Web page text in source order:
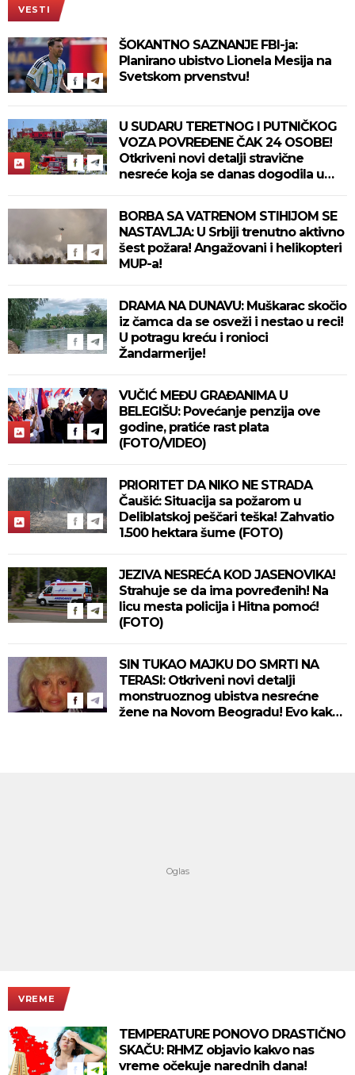
VESTI
ŠOKANTNO SAZNANJE FBI-ja:
Planirano ubistvo Lionela Mesija na
Svetskom prvenstvu!
U SUDARU TERETNOG I PUTNIČKOG
VOZA POVREĐENE ČAK 24 OSOBE!
Otkriveni novi detalji stravične
nesreće koja se danas dogodila u
BORBA SA VATRENOM STIHIJOM SE
NASTAVLJA: U Srbiji trenutno aktivno
šest požara! Angažovani i helikopteri
MUP-a!
DRAMA NA DUNAVU: Muškarac skočio
iz čamca da se osveži i nestao u reci!
U potragu kreću i ronioci
Žandarmerije!
VUČIĆ MEĐU GRAĐANIMA U
BELEGIŠU: Povećanje penzija ove
godine, pratiće rast plata
(FOTO/VIDEO)
PRIORITET DA NIKO NE STRADA
Čaušić: Situacija sa požarom u
Deliblatskoj peščari teška! Zahvatio
1.500 hektara šume (FOTO)
JEZIVA NESREĆA KOD JASENOVIKA!
Strahuje se da ima povređenih! Na
licu mesta policija i Hitna pomoć!
(FOTO)
SIN TUKAO MAJKU DO SMRTI NA
TERASI: Otkriveni novi detalji
monstruoznog ubistva nesrećne
žene na Novom Beogradu! Evo kako
VREME
TEMPERATURE PONOVO DRASTIČNO
SKAČU: RHMZ objavio kakvo nas
vreme očekuje narednih dana!